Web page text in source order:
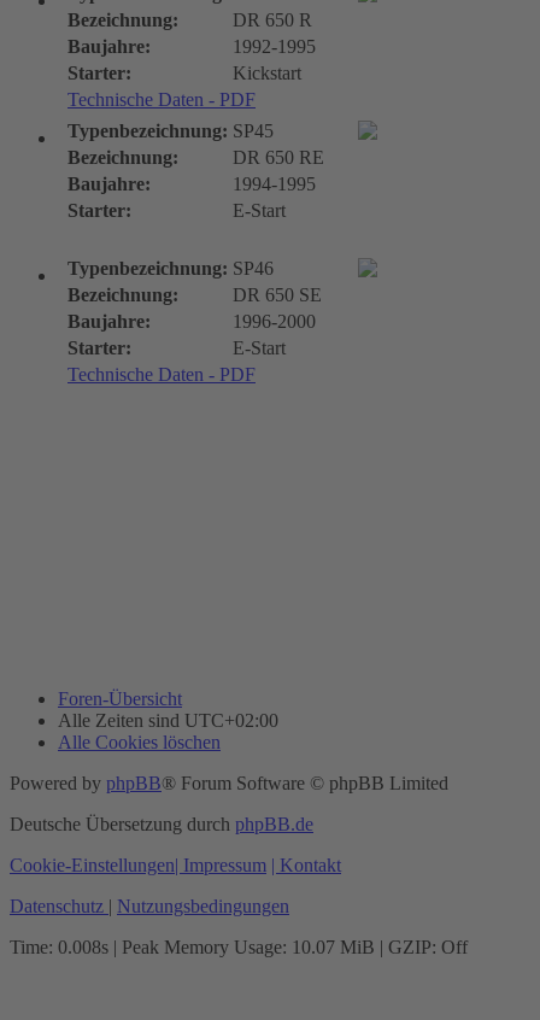
Bezeichnung:
DR 650 R
Baujahre:
1992-1995
Starter:
Kickstart
Technische Daten - PDF
Typenbezeichnung: SP45
Bezeichnung:
DR 650 RE
Baujahre:
1994-1995
Starter:
E-Start
Typenbezeichnung: SP46
Bezeichnung:
DR 650 SE
Baujahre:
1996-2000
Starter:
E-Start
Technische Daten - PDF
Foren-Übersicht
Alle Zeiten sind UTC+02:00
Alle Cookies löschen
Powered by phpBB® Forum Software © phpBB Limited
Deutsche Übersetzung durch phpBB.de
Cookie-Einstellungen| Impressum | Kontakt
Datenschutz | Nutzungsbedingungen
Time: 0.008s | Peak Memory Usage: 10.07 MiB | GZIP: Off